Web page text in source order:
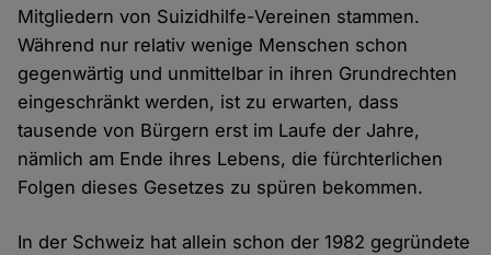
Mitgliedern von Suizidhilfe-Vereinen stammen.
Während nur relativ wenige Menschen schon
gegenwärtig und unmittelbar in ihren Grundrechten
eingeschränkt werden, ist zu erwarten, dass
tausende von Bürgern erst im Laufe der Jahre,
nämlich am Ende ihres Lebens, die fürchterlichen
Folgen dieses Gesetzes zu spüren bekommen.
In der Schweiz hat allein schon der 1982 gegründete